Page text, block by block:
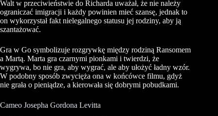
Walt w przeciwieństwie do Richarda uważał, że nie należy
ograniczać imigracji i każdy powinien mieć szansę, jednak to
on wykorzystał fakt nielegalnego statusu jej rodziny, aby ją
szantażować.
Gra w Go symbolizuje rozgrywkę między rodziną Ransomem
a Martą. Marta gra czarnymi pionkami i twierdzi, że
wygrywa, bo nie gra, aby wygrać, ale aby ułożyć ładny wzór.
W podobny sposób zwycięża ona w końcówce filmu, gdyż
nie grała o pieniądze, a kierowała się dobrymi pobudkami.
Cameo Josepha Gordona Levitta